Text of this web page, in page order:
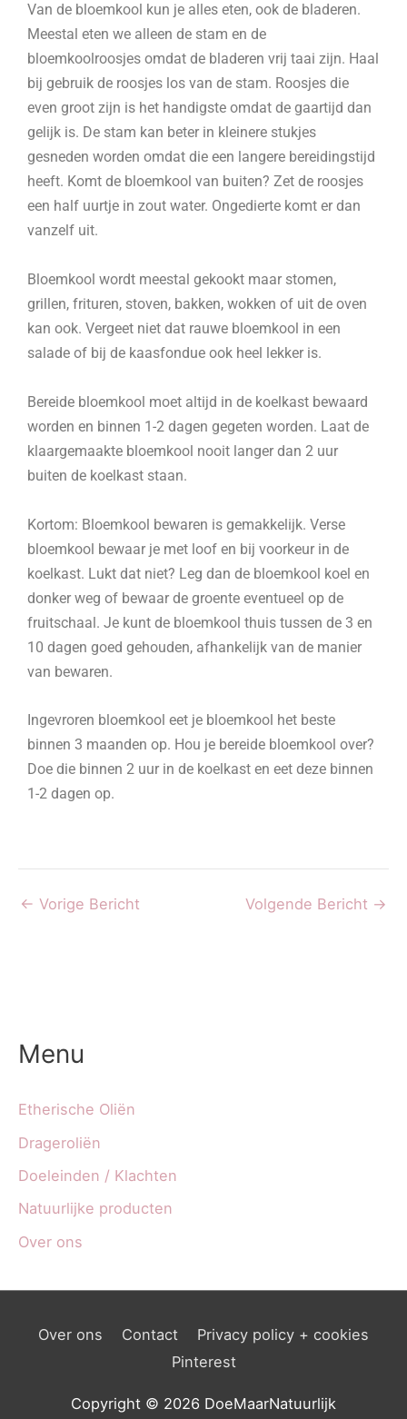
Van de bloemkool kun je alles eten, ook de bladeren.
Meestal eten we alleen de stam en de
bloemkoolroosjes omdat de bladeren vrij taai zijn. Haal
bij gebruik de roosjes los van de stam. Roosjes die
even groot zijn is het handigste omdat de gaartijd dan
gelijk is. De stam kan beter in kleinere stukjes
gesneden worden omdat die een langere bereidingstijd
heeft. Komt de bloemkool van buiten? Zet de roosjes
een half uurtje in zout water. Ongedierte komt er dan
vanzelf uit.
Bloemkool wordt meestal gekookt maar stomen,
grillen, frituren, stoven, bakken, wokken of uit de oven
kan ook. Vergeet niet dat rauwe bloemkool in een
salade of bij de kaasfondue ook heel lekker is.
Bereide bloemkool moet altijd in de koelkast bewaard
worden en binnen 1-2 dagen gegeten worden. Laat de
klaargemaakte bloemkool nooit langer dan 2 uur
buiten de koelkast staan.
Kortom: Bloemkool bewaren is gemakkelijk. Verse
bloemkool bewaar je met loof en bij voorkeur in de
koelkast. Lukt dat niet? Leg dan de bloemkool koel en
donker weg of bewaar de groente eventueel op de
fruitschaal. Je kunt de bloemkool thuis tussen de 3 en
10 dagen goed gehouden, afhankelijk van de manier
van bewaren.
Ingevroren bloemkool eet je bloemkool het beste
binnen 3 maanden op. Hou je bereide bloemkool over?
Doe die binnen 2 uur in de koelkast en eet deze binnen
1-2 dagen op.
← Vorige Bericht Volgende Bericht →
Menu
Etherische Oliën
Drageroliën
Doeleinden / Klachten
Natuurlijke producten
Over ons
Over ons Contact
Privacy policy + cookies
Pinterest
Copyright © 2026 DoeMaarNatuurlijk